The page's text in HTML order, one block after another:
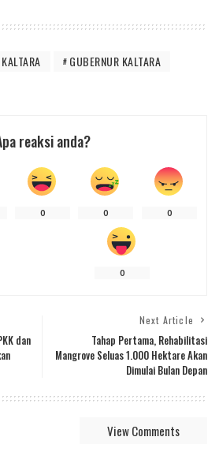
GUBERNUR KALTARA
reaksi anda?
0 0 0
0
dan
Next Article
Tahap Pertama, Rehabilitasi
Mangrove Seluas 1.000 Hektare Akan
Dimulai Bulan Depan
View Comments